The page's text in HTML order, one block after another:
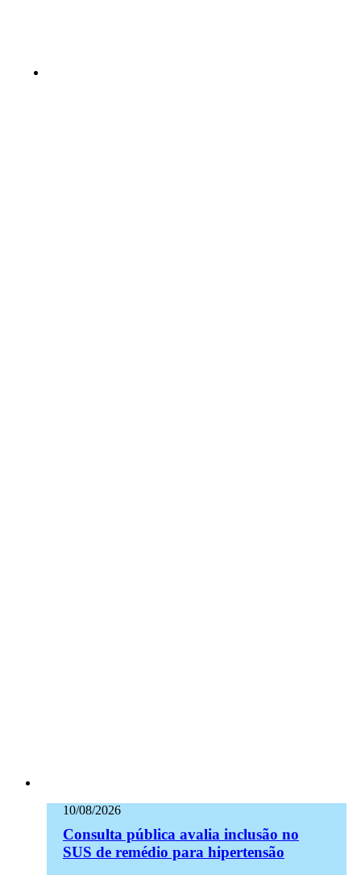
10/08/2026
Consulta pública avalia inclusão no
SUS de remédio para hipertensão